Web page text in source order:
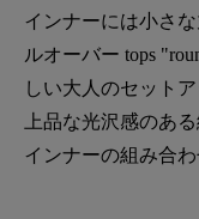
インナーには小さ
ルオーバー tops
しい大人のセット
上品な光沢感のあ
インナーの組み合わ